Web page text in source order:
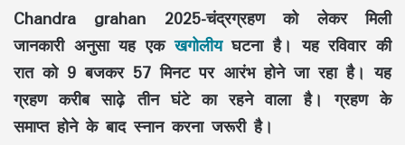
Chandra grahan 2025-चंद्रग्रहण को लेकर मिली
जानकारी अनुसा यह एकखगोलीयघटना है। यह रविवार की
रात को 9 बजकर 57 मिनट पर आरंभ होने जा रहा है। यह
ग्रहण करीब साढ़े तीन घंटे का रहने वाला है। ग्रहण के
समाप्‍त होने के बाद स्‍नान करना जरूरी है।